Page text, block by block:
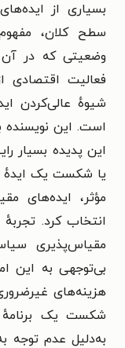
بسیاری از
سطح کلان،
وضعیتی که در
فعالیت اقتصادی
شیوهٔ عالی‌کردن
است. این
این پدیده بسیار
یا شکست یک ایدهٔ
مؤثر، ایده‌های
انتخاب کرد.
مقیاس‌پذیری
بی‌توجهی به این
هزینه‌های
شکست یک برنامهٔ
به‌دلیل عدم توجه